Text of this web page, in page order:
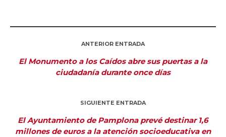
ANTERIOR ENTRADA
El Monumento a los Caídos abre sus puertas a la
ciudadanía durante once días
SIGUIENTE ENTRADA
El Ayuntamiento de Pamplona prevé destinar 1,6
millones de euros a la atención socioeducativa en